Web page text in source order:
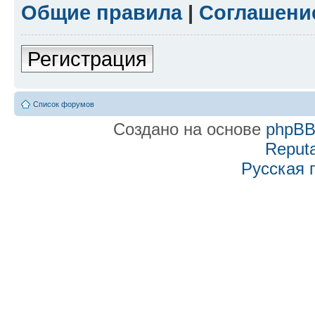
Общие правила|
Регистрация
Список форумов
Создано на основе phpBB
Русская